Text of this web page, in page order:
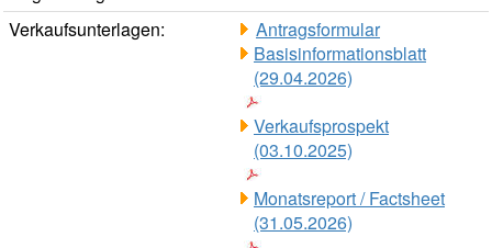
Verkaufsunterlagen:
Antragsformular
Basisinformationsblatt
(29.04.2026)
Verkaufsprospekt
(03.10.2025)
Monatsreport / Factsheet
(31.05.2026)